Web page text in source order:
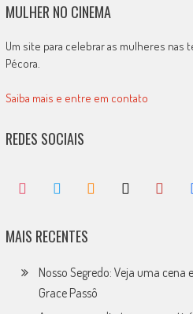
MULHER NO CINEMA
Um site para celebrar as mulheres nas
Pécora.
Saiba mais e entre em contato
REDES SOCIAIS
MAIS RECENTES
Nosso Segredo: Veja uma
Grace Passô